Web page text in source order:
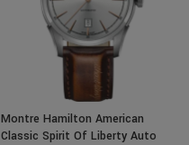
Montre Hamilton American
Classic Spirit Of Liberty Auto